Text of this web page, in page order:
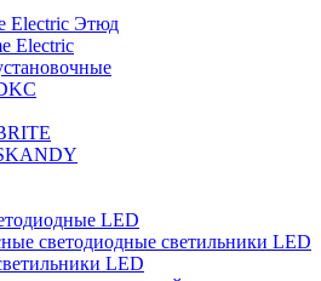
Electric Этюд
Electric
LED
светодиодные светильники LED
LED